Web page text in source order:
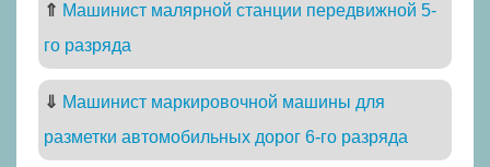
⇑ Машинист малярной станции передвижной 5-
го разряда
⇓ Машинист маркировочной машины для
разметки автомобильных дорог 6-го разряда